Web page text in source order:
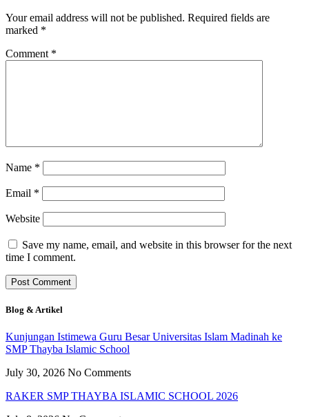
Your email address will not be published. Required fields are
marked *
Comment *
Name *
Email *
Website
Save my name, email, and website in this browser for the next
time I comment.
Blog & Artikel
Kunjungan Istimewa Guru Besar Universitas Islam Madinah ke
SMP Thayba Islamic School
July 30, 2026 No Comments
RAKER SMP THAYBA ISLAMIC SCHOOL 2026